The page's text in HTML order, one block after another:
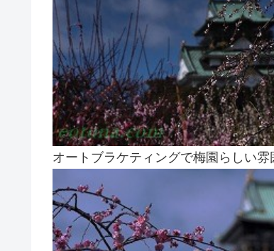
オートブラケティングで梅園らしい雰